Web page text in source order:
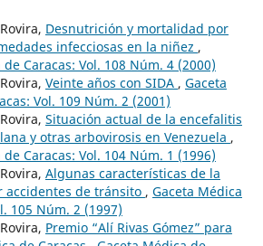
Desnutrición y mortalidad por
infecciosas en la niñez ,
Caracas: Vol. 108 Núm. 4 (2000)
Veinte años con SIDA , Gaceta
Vol. 109 Núm. 2 (2001)
Situación actual de la encefalitis
y otras arbovirosis en Venezuela ,
Caracas: Vol. 104 Núm. 1 (1996)
Algunas características de la
accidentes de tránsito , Gaceta Médica
105 Núm. 2 (1997)
Premio “Alí Rivas Gómez” para